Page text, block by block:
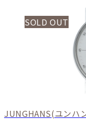
SOLD OUT
JUNGHANS(ユンハ